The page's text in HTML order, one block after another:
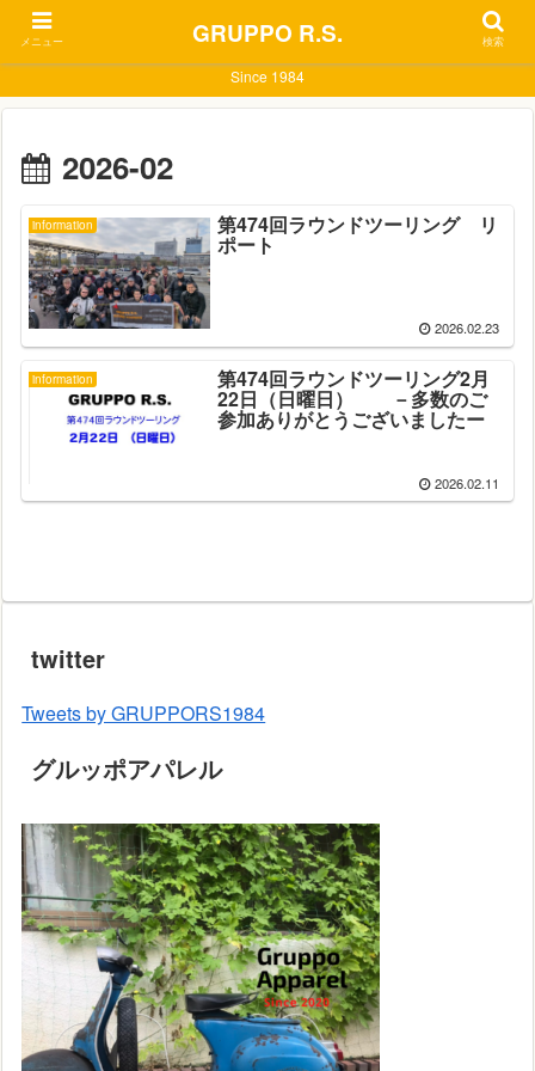
Since 1984
2026-02
information 第474回ラウンドツーリング リ
ポート
2026.02.23
information 第474回ラウンドツーリング2月
22日（日曜日） －多数のご
参加ありがとうございましたー
2026.02.11
twitter
Tweets by GRUPPORS1984
グルッポアパレル
メニュー GRUPPO R.S. 検索